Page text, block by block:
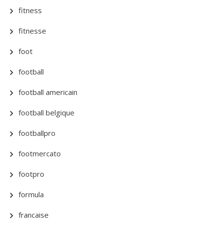
fitness
fitnesse
foot
football
football americain
football belgique
footballpro
footmercato
footpro
formula
francaise